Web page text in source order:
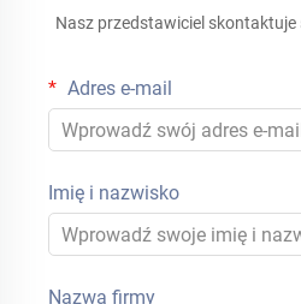
Nasz przedstawiciel
Adres e-mail
Imię i nazwisko
Nazwa firmy